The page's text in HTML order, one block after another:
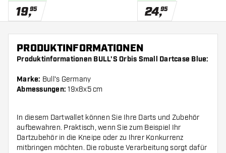
19,95 24,95
PRODUKTINFORMATIONEN
Produktinformationen BULL'S Orbis Small Dartcase Blue:
Marke: Bull's Germany
Abmessungen: 19x8x5 cm
In diesem Dartwallet können Sie Ihre Darts und Zubehör
aufbewahren. Praktisch, wenn Sie zum Beispiel Ihr
Dartzubehör in die Kneipe oder zu Ihrer Konkurrenz
mitbringen möchten. Die robuste Verarbeitung sorgt dafür